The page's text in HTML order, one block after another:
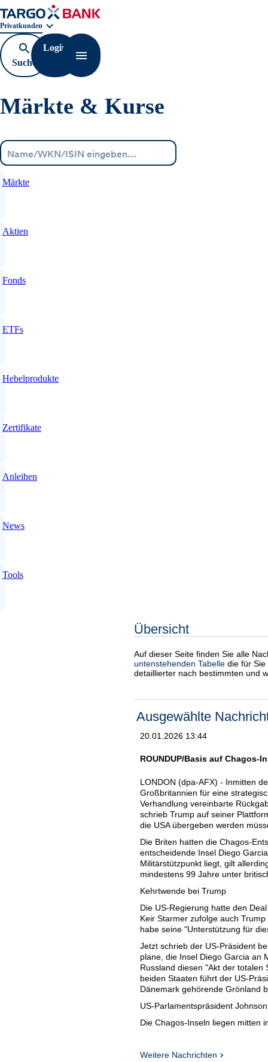
Geschäftsbereichnavigation. Aktuelle Auswahl:
Privatkunden
Suche
öffnen
Login
Navigation öffnen
Märkte & Kurse
Märkte
Aktien
Fonds
ETFs
Hebelprodukte
Zertifikate
Anleihen
News
Tools
Übersicht
Auf dieser Seite finden Sie alle
untenstehenden Tabelle die für
detaillierter nach bestimmten und
Ausgewählte
20.01.2026 13:44
ROUNDUP/Basis auf
LONDON (dpa-AFX) - Inmitten
Großbritannien für eine
Verhandlung vereinbarte
schrieb Trump auf seiner
die USA übergeben werden
Die Briten hatten die Chagos-
entscheidende Insel Diego
Militärstützpunkt liegt, gilt
mindestens 99 Jahre unter
Kehrtwende bei Trump
Die US-Regierung hatte den
Keir Starmer zufolge auch
habe seine "Unterstützung für
Jetzt schrieb der US-Präsident
plane, die Insel Diego Garcia an
Russland diesen "Akt der
beiden Staaten führt der US-
Dänemark gehörende Grönland
US-Parlamentspräsident
Die Chagos-Inseln liegen mitten
Trumps jüngste Kritik auch als
Weitere Nachrichten